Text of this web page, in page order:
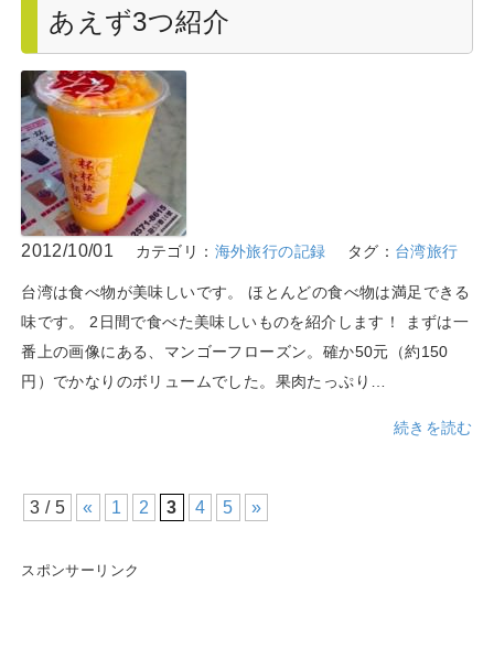
あえず3つ紹介
2012/10/01 カテゴリ： 海外旅行の記録 タグ： 台湾旅行
台湾は食べ物が美味しいです。 ほとんどの食べ物は満足できる
味です。 2日間で食べた美味しいものを紹介します！ まずは一
番上の画像にある、マンゴーフローズン。確か50元（約150
円）でかなりのボリュームでした。果肉たっぷり…
続きを読む
3 / 5 « 1 2 3 4 5 »
スポンサーリンク